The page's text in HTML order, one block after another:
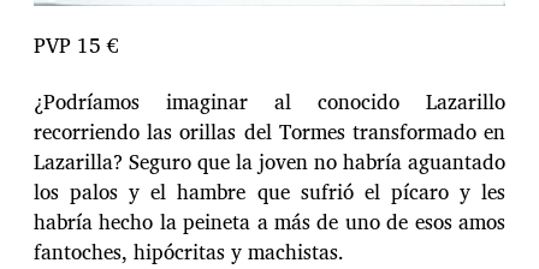
PVP 15 €
¿Podríamos imaginar al conocido Lazarillo
recorriendo las orillas del Tormes transformado en
Lazarilla? Seguro que la joven no habría aguantado
los palos y el hambre que sufrió el pícaro y les
habría hecho la peineta a más de uno de esos amos
fantoches, hipócritas y machistas.